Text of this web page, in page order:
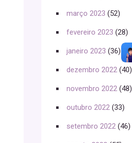
março 2023 (52)
fevereiro 2023 (28)
janeiro 2023 (36)
dezembro 2022 (40)
novembro 2022 (48)
outubro 2022 (33)
setembro 2022 (46)